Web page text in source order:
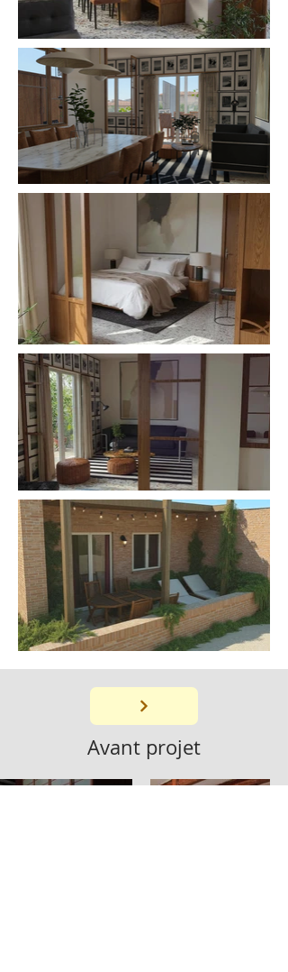
Avant projet